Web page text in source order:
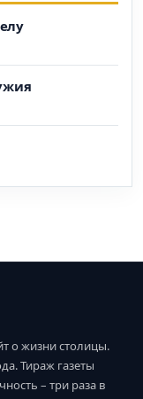
о жизни столицы.
Тираж газеты
– три раза в